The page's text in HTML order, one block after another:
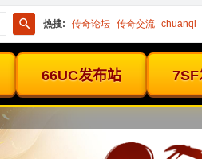
搜
热搜: 传奇论坛 传奇交流 chuanqi